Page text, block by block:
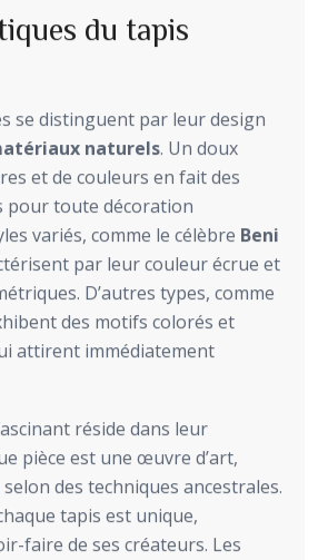
du tapis
se distinguent par leur design
naturels. Un doux
et de couleurs en fait des
pour toute décoration
variés, comme le célèbre Beni
par leur couleur écrue et
D’autres types, comme
des motifs colorés et
attirent immédiatement
réside dans leur
pièce est une œuvre d’art,
des techniques ancestrales.
tapis est unique,
faire de ses créateurs. Les